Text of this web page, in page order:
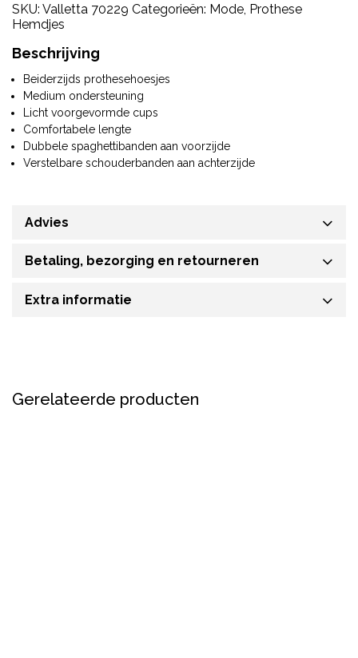
SKU: Valletta 70229 Categorieën: Mode, Prothese
Hemdjes
Beschrijving
Beiderzijds prothesehoesjes
Medium ondersteuning
Licht voorgevormde cups
Comfortabele lengte
Dubbele spaghettibanden aan voorzijde
Verstelbare schouderbanden aan achterzijde
Advies
Betaling, bezorging en retourneren
Extra informatie
Gerelateerde producten